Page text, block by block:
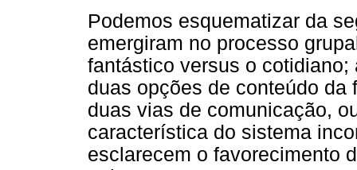
Podemos esquematizar da
emergiram no processo
fantástico versus o
duas opções de conteúdo da
duas vias de comunicação,
característica do sistema
esclarecem o favorecimento